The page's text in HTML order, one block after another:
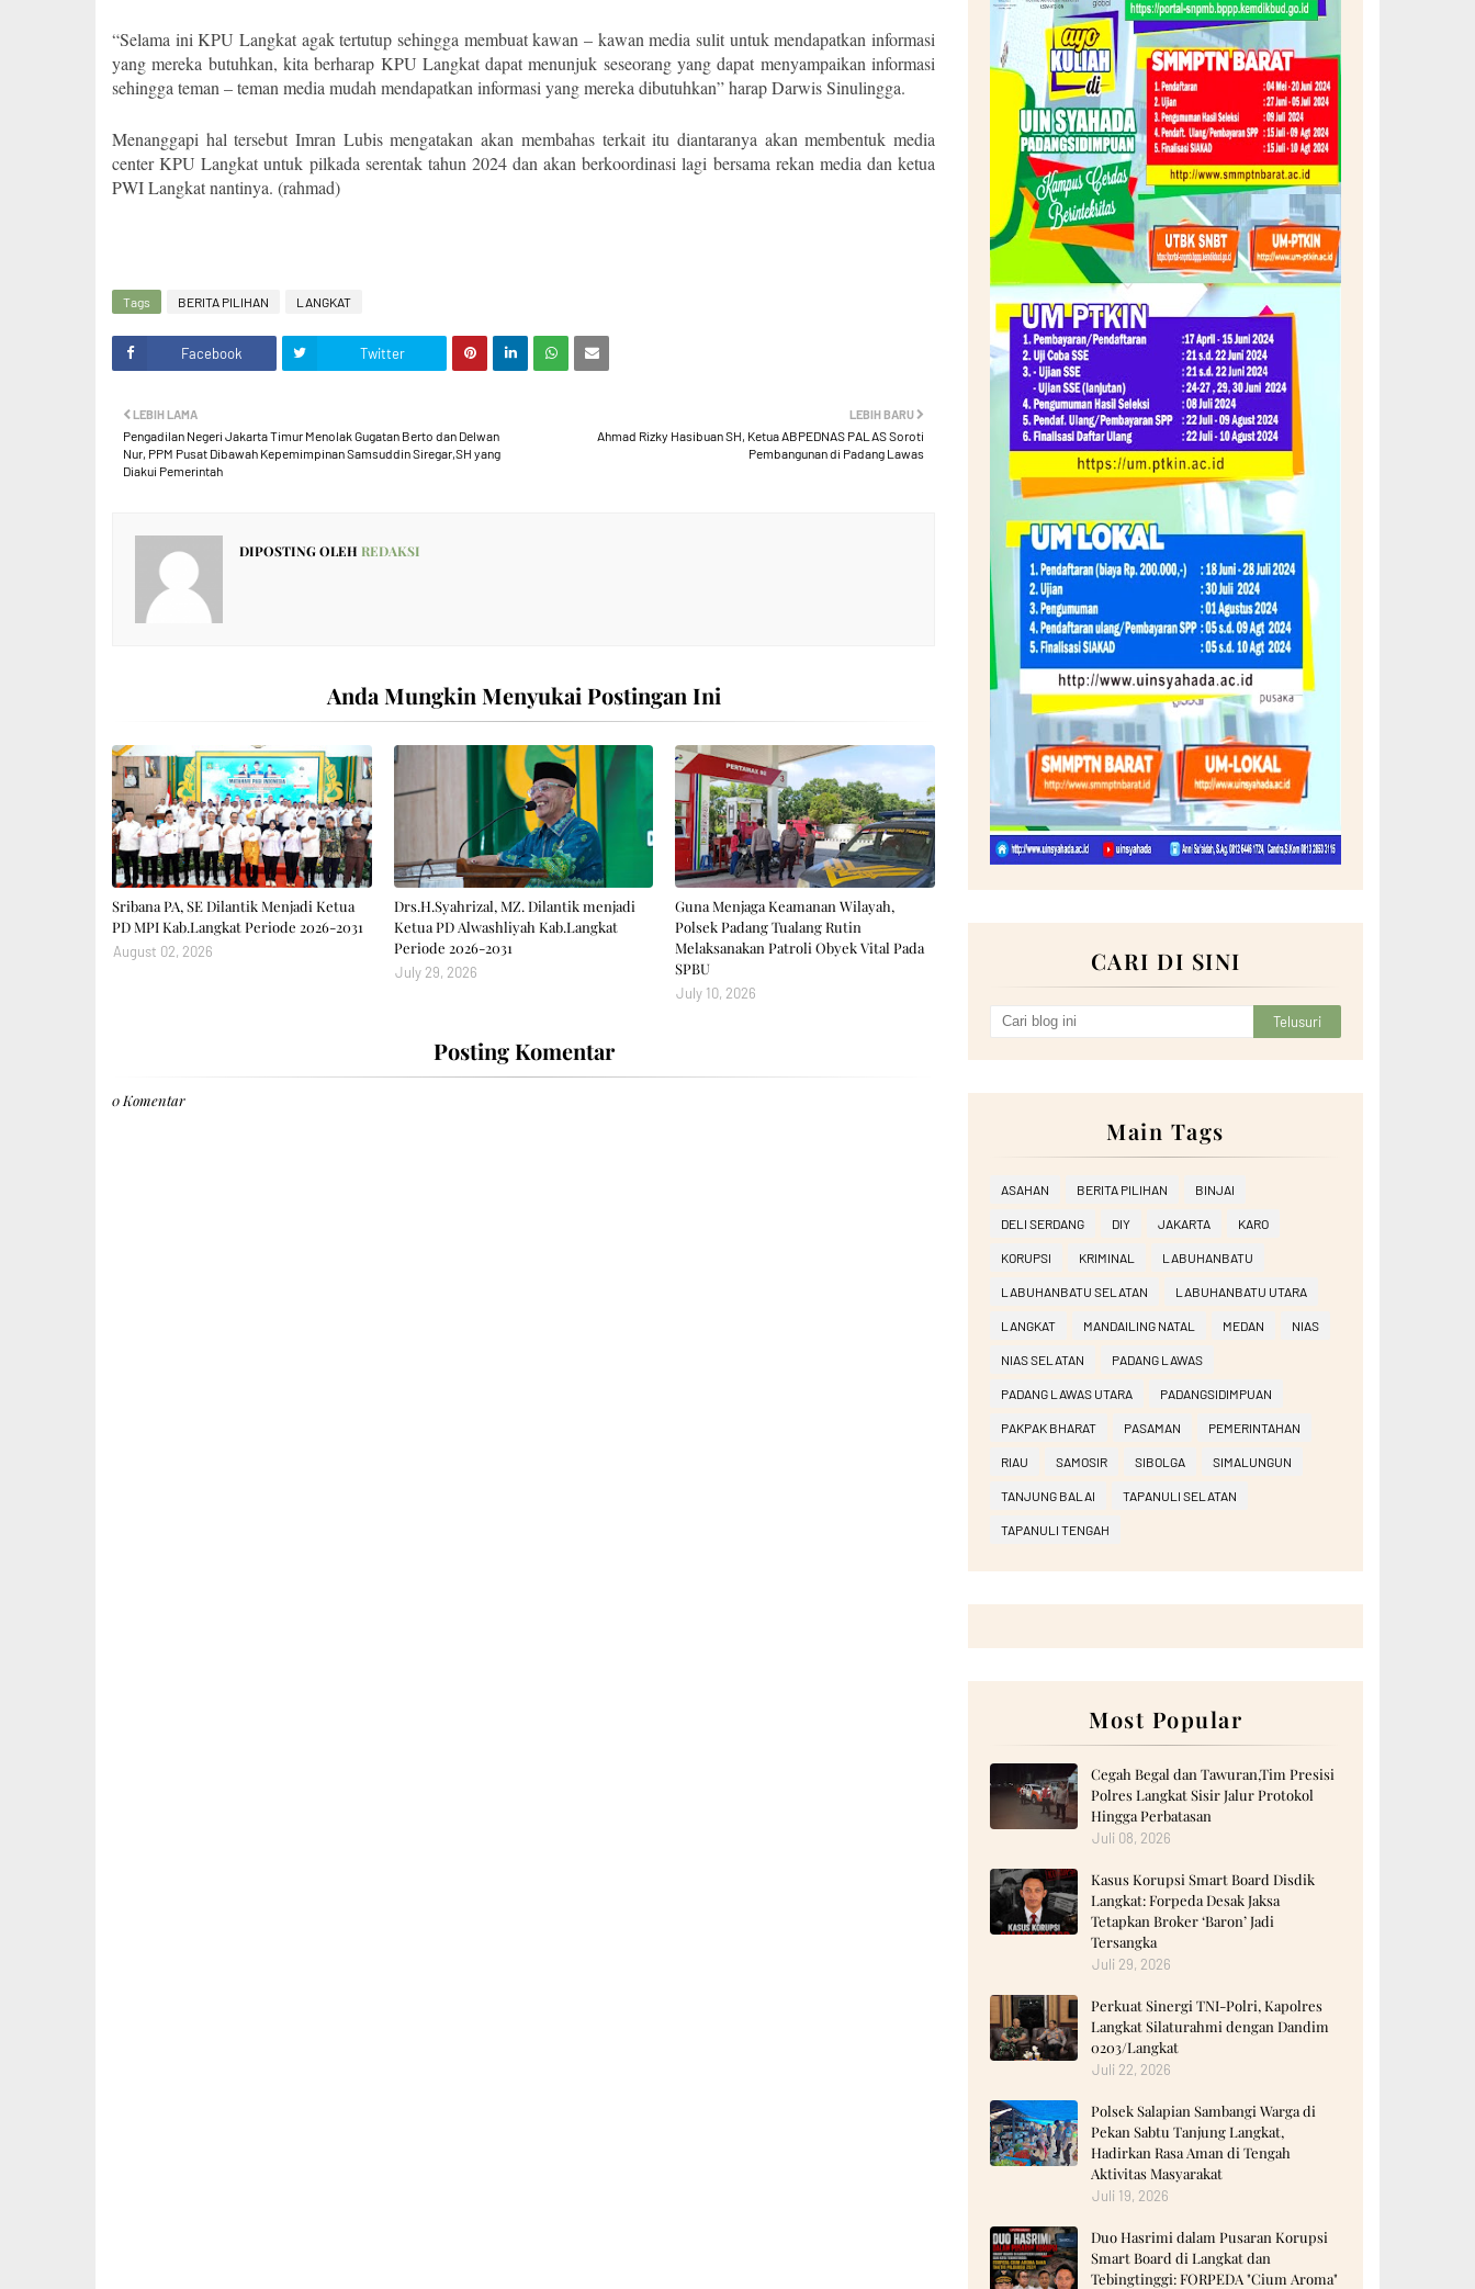
“Selama ini KPU Langkat agak tertutup sehingga membuat kawan – kawan media sulit untuk mendapatkan informasi
yang mereka butuhkan, kita berharap KPU Langkat dapat menunjuk seseorang yang dapat menyampaikan informasi
sehingga teman – teman media mudah mendapatkan informasi yang mereka dibutuhkan” harap Darwis Sinulingga.
Menanggapi hal tersebut Imran Lubis mengatakan akan membahas terkait itu diantaranya akan membentuk media
center KPU Langkat untuk pilkada serentak tahun 2024 dan akan berkoordinasi lagi bersama rekan media dan ketua
PWI Langkat nantinya. (rahmad)
Tags BERITA PILIHAN LANGKAT
Facebook Twitter
LEBIH BARU
Ahmad Rizky Hasibuan SH, Ketua ABPEDNAS PALAS Soroti
Pembangunan di Padang Lawas
LEBIH LAMA
Pengadilan Negeri Jakarta Timur Menolak Gugatan Berto dan Delwan
Nur, PPM Pusat Dibawah Kepemimpinan Samsuddin Siregar,SH yang
Diakui Pemerintah
DIPOSTING OLEH REDAKSI
Anda Mungkin Menyukai Postingan Ini
Sribana PA, SE Dilantik Menjadi Ketua
PD MPI Kab.Langkat Periode 2026-2031
August 02, 2026
Drs.H.Syahrizal, MZ. Dilantik menjadi
Ketua PD Alwashliyah Kab.Langkat
Periode 2026-2031
July 29, 2026
Guna Menjaga Keamanan Wilayah,
Polsek Padang Tualang Rutin
Melaksanakan Patroli Obyek Vital Pada
SPBU
July 10, 2026
Posting Komentar
0 Komentar
CARI DI SINI
Main Tags
ASAHAN BERITA PILIHAN BINJAI
DELI SERDANG DIY JAKARTA KARO
KORUPSI KRIMINAL LABUHANBATU
LABUHANBATU SELATAN LABUHANBATU UTARA
LANGKAT MANDAILING NATAL MEDAN NIAS
NIAS SELATAN PADANG LAWAS
PADANG LAWAS UTARA PADANGSIDIMPUAN
PAKPAK BHARAT PASAMAN PEMERINTAHAN
RIAU SAMOSIR SIBOLGA SIMALUNGUN
TANJUNG BALAI TAPANULI SELATAN
TAPANULI TENGAH
Most Popular
Cegah Begal dan Tawuran,Tim Presisi
Polres Langkat Sisir Jalur Protokol
Hingga Perbatasan
Juli 08, 2026
Kasus Korupsi Smart Board Disdik
Langkat: Forpeda Desak Jaksa
Tetapkan Broker ‘Baron’ Jadi
Tersangka
Juli 29, 2026
Perkuat Sinergi TNI-Polri, Kapolres
Langkat Silaturahmi dengan Dandim
0203/Langkat
Juli 22, 2026
Polsek Salapian Sambangi Warga di
Pekan Sabtu Tanjung Langkat,
Hadirkan Rasa Aman di Tengah
Aktivitas Masyarakat
Juli 19, 2026
‎Duo Hasrimi dalam Pusaran Korupsi
Smart Board di Langkat dan
Tebingtinggi: FORPEDA "Cium Aroma"